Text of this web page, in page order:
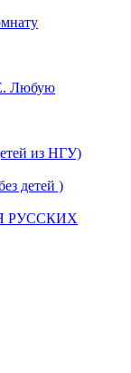
Любую
из НГУ)
детей )
РУССКИХ